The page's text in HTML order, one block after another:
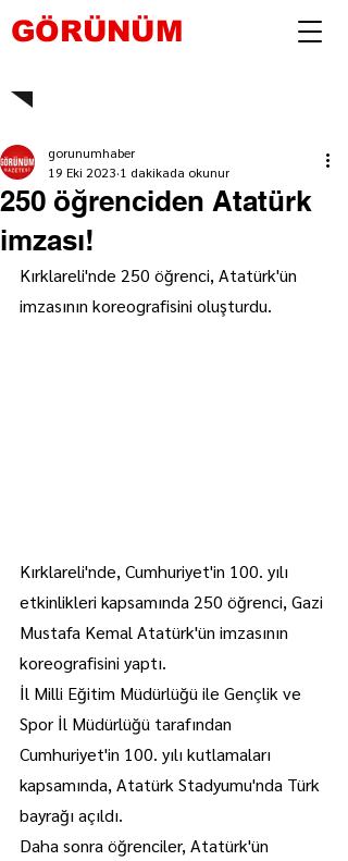
GÖRÜNÜM
250 öğrenciden Atatürk
imzası!
gorunumhaber
19 Eki 2023 1 dakikada okunur
Kırklareli'nde 250 öğrenci, Atatürk'ün
imzasının koreografisini oluşturdu.
Kırklareli'nde, Cumhuriyet'in 100. yılı
etkinlikleri kapsamında 250 öğrenci, Gazi
Mustafa Kemal Atatürk'ün imzasının
koreografisini yaptı.
İl Milli Eğitim Müdürlüğü ile Gençlik ve
Spor İl Müdürlüğü tarafından
Cumhuriyet'in 100. yılı kutlamaları
kapsamında, Atatürk Stadyumu'nda Türk
bayrağı açıldı.
Daha sonra öğrenciler, Atatürk'ün